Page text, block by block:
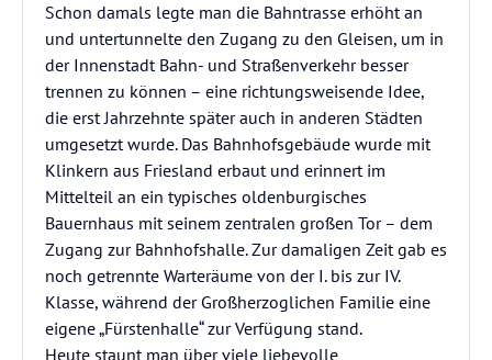
Schon damals legte man die Bahntrasse erhöht an
und untertunnelte den Zugang zu den Gleisen, um in
der Innenstadt Bahn- und Straßenverkehr besser
trennen zu können – eine richtungsweisende Idee,
die erst Jahrzehnte später auch in anderen Städten
umgesetzt wurde. Das Bahnhofsgebäude wurde mit
Klinkern aus Friesland erbaut und erinnert im
Mittelteil an ein typisches oldenburgisches
Bauernhaus mit seinem zentralen großen Tor – dem
Zugang zur Bahnhofshalle. Zur damaligen Zeit gab es
noch getrennte Warteräume von der I. bis zur IV.
Klasse, während der Großherzoglichen Familie eine
eigene „Fürstenhalle“ zur Verfügung stand.
Heute staunt man über viele liebevolle